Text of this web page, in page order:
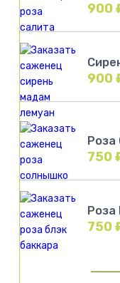
900
900
750
Роза
750